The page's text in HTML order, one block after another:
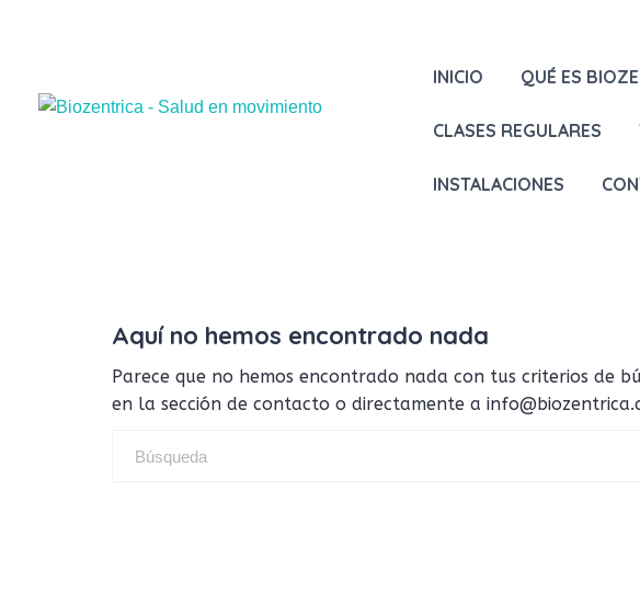
INICIO QUÉ ES
CLASES REGULARES
INSTALACIONES
Aquí no hemos encontrado nada
Parece que no hemos encontrado nada con tus criterios de
en la sección de contacto o directamente a